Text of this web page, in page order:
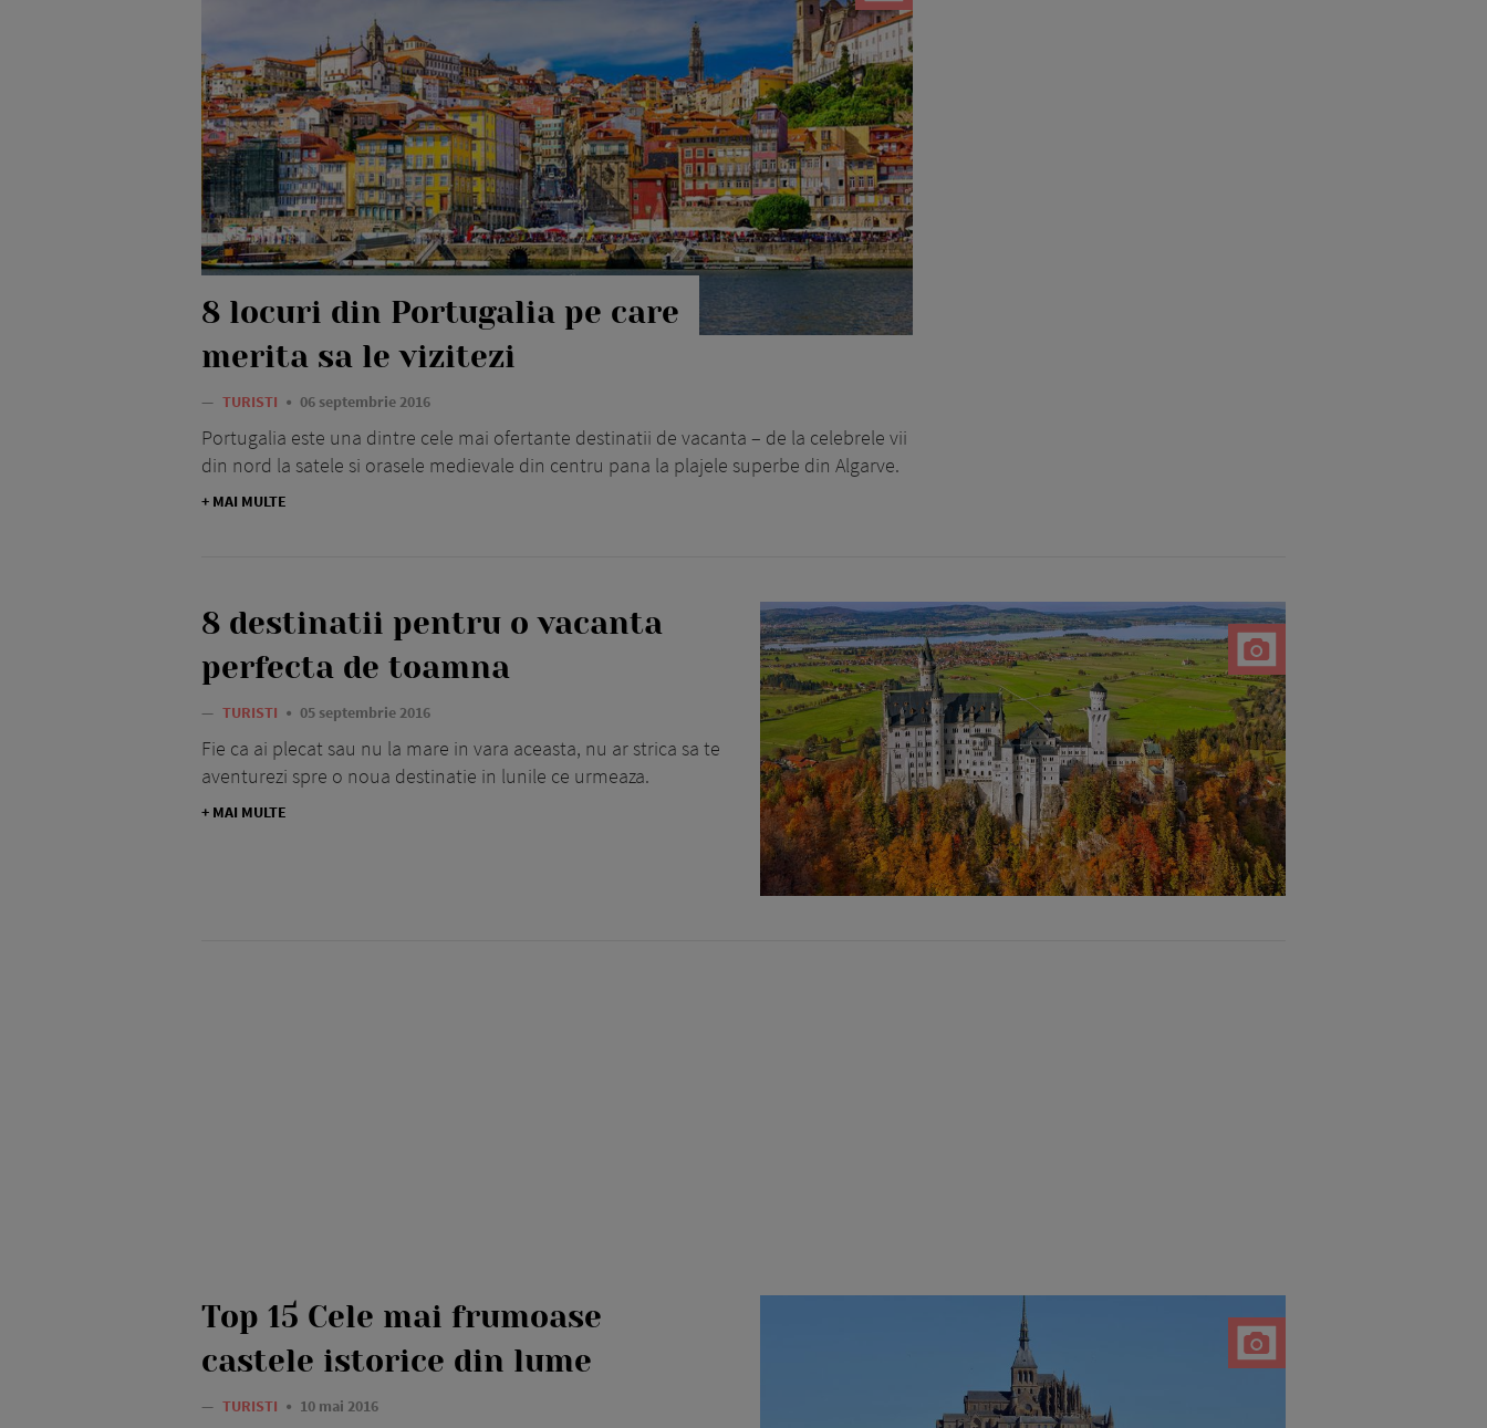
8 locuri din Portugalia pe care
merita sa le vizitezi
— TURISTI 06 septembrie 2016
Portugalia este una dintre cele mai ofertante destinatii de vacanta – de la celebrele vii
din nord la satele si orasele medievale din centru pana la plajele superbe din Algarve.
+ MAI MULTE
8 destinatii pentru o vacanta
perfecta de toamna
— TURISTI 05 septembrie 2016
Fie ca ai plecat sau nu la mare in vara aceasta, nu ar strica sa te
aventurezi spre o noua destinatie in lunile ce urmeaza.
+ MAI MULTE
Top 15 Cele mai frumoase
castele istorice din lume
— TURISTI 10 mai 2016